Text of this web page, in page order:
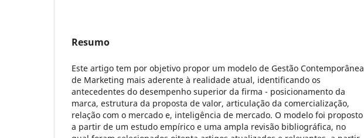
Resumo
Este artigo tem por objetivo propor um modelo de Gestão Contemporânea
de Marketing mais aderente à realidade atual, identificando os
antecedentes do desempenho superior da firma - posicionamento da
marca, estrutura da proposta de valor, articulação da comercialização,
relação com o mercado e, inteligência de mercado. O modelo foi proposto
a partir de um estudo empírico e uma ampla revisão bibliográfica, no